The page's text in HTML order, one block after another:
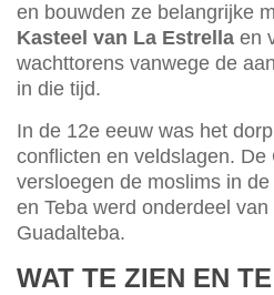
en bouwden ze belangrijke
Kasteel van La Estrella en
wachttorens vanwege de
in die tijd.
In de 12e eeuw was het
conflicten en veldslagen. De
versloegen de moslims in
en Teba werd onderdeel
Guadalteba.
WAT TE ZIEN EN